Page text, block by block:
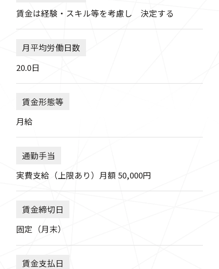
賃金は経験・スキル等を考慮し 決定する
月平均労働日数
20.0日
賃金形態等
月給
通勤手当
実費支給（上限あり）月額 50,000円
賃金締切日
固定（月末）
賃金支払日